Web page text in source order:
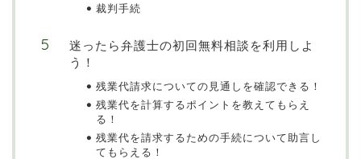
裁判手続
迷ったら弁護士の初回無料相談を利用しよ
う！
残業代請求についての見通しを確認できる！
残業代を計算するポイントを教えてもらえ
る！
残業代を請求するための手続について助言し
てもらえる！